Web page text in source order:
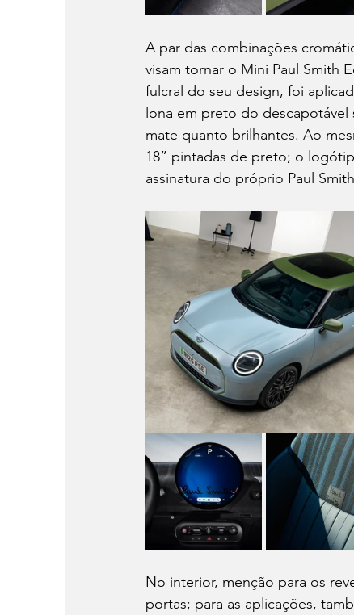
A par das combinações
visam tornar o Mini Paul Smith
fulcral do seu design, foi
lona em preto do descapotável
mate quanto brilhantes. Ao
18” pintadas de preto; o
assinatura do próprio Paul
No interior, menção para os
portas; para as aplicações,